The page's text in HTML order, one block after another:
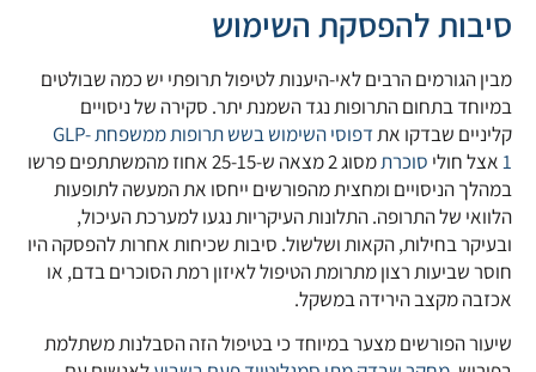
סיבות להפסקת השימוש
מבין הגורמים הרבים לאי-היענות לטיפול תרופתי יש כמה שבולטים
במיוחד בתחום התרופות נגד השמנת יתר. סקירה של ניסויים
קליניים שבדקו את
דפוסי השימוש בשש תרופות ממשפחת GLP-
1אצל חולי סוכרת
מסוג 2 מצאה ש-25-15 אחוז מהמשתתפים פרשו
במהלך הניסויים ומחצית מהפורשים ייחסו את המעשה לתופעות
הלוואי של התרופה. התלונות העיקריות נגעו למערכת העיכול,
ובעיקר בחילות, הקאות ושלשול. סיבות שכיחות אחרות להפסקה היו
חוסר שביעות רצון מתרומת הטיפול לאיזון רמת הסוכרים בדם, או
אכזבה מקצב הירידה במשקל.
שיעור הפורשים מצער במיוחד כי בטיפול הזה הסבלנות משתלמת